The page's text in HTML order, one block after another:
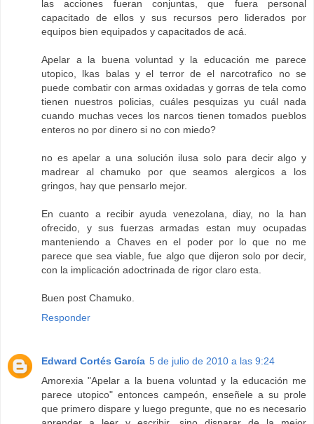
las acciones fueran conjuntas, que fuera personal
capacitado de ellos y sus recursos pero liderados por
equipos bien equipados y capacitados de acá.
Apelar a la buena voluntad y la educación me parece
utopico, lkas balas y el terror de el narcotrafico no se
puede combatir con armas oxidadas y gorras de tela como
tienen nuestros policias, cuáles pesquizas yu cuál nada
cuando muchas veces los narcos tienen tomados pueblos
enteros no por dinero si no con miedo?
no es apelar a una solución ilusa solo para decir algo y
madrear al chamuko por que seamos alergicos a los
gringos, hay que pensarlo mejor.
En cuanto a recibir ayuda venezolana, diay, no la han
ofrecido, y sus fuerzas armadas estan muy ocupadas
manteniendo a Chaves en el poder por lo que no me
parece que sea viable, fue algo que dijeron solo por decir,
con la implicación adoctrinada de rigor claro esta.
Buen post Chamuko.
Responder
Edward Cortés García 5 de julio de 2010 a las 9:24
Amorexia "Apelar a la buena voluntad y la educación me
parece utopico" entonces campeón, enseñele a su prole
que primero dispare y luego pregunte, que no es necesario